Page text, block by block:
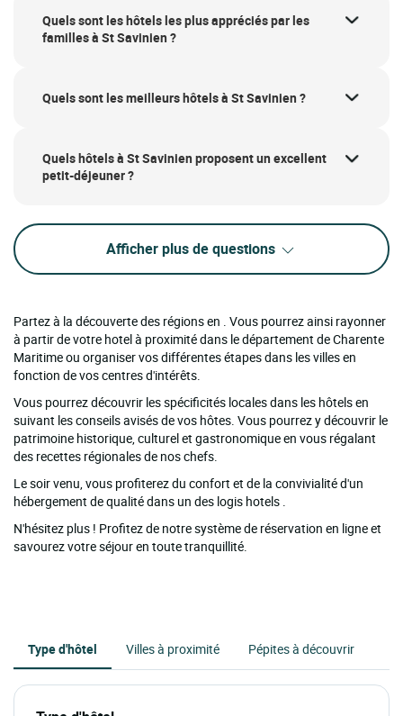
Quels sont les hôtels les plus appréciés par les
familles à St Savinien ?
Quels sont les meilleurs hôtels à St Savinien ?
Quels hôtels à St Savinien proposent un excellent
petit-déjeuner ?
Afficher plus de questions
Partez à la découverte des régions en . Vous pourrez ainsi rayonner
à partir de votre hotel à proximité dans le département de Charente
Maritime ou organiser vos différentes étapes dans les villes en
fonction de vos centres d'intérêts.
Vous pourrez découvrir les spécificités locales dans les hôtels en
suivant les conseils avisés de vos hôtes. Vous pourrez y découvrir le
patrimoine historique, culturel et gastronomique en vous régalant
des recettes régionales de nos chefs.
Le soir venu, vous profiterez du confort et de la convivialité d'un
hébergement de qualité dans un des logis hotels .
N'hésitez plus ! Profitez de notre système de réservation en ligne et
savourez votre séjour en toute tranquillité.
Type d'hôtel Villes à proximité Pépites à découvrir